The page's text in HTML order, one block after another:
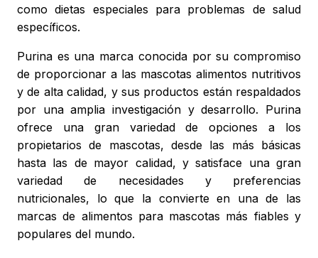
como dietas especiales para problemas de salud
específicos.
Purina es una marca conocida por su compromiso
de proporcionar a las mascotas alimentos nutritivos
y de alta calidad, y sus productos están respaldados
por una amplia investigación y desarrollo. Purina
ofrece una gran variedad de opciones a los
propietarios de mascotas, desde las más básicas
hasta las de mayor calidad, y satisface una gran
variedad de necesidades y preferencias
nutricionales, lo que la convierte en una de las
marcas de alimentos para mascotas más fiables y
populares del mundo.